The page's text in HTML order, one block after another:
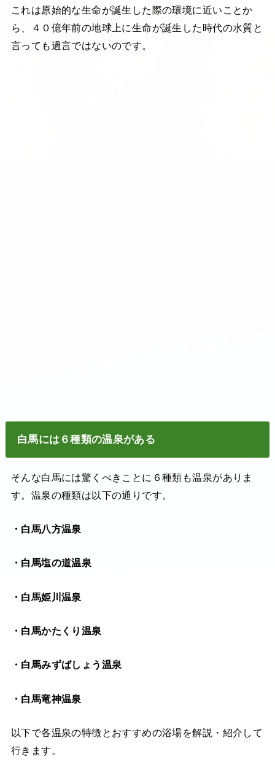
これは原始的な生命が誕生した際の環境に近いことか
ら、４０億年前の地球上に生命が誕生した時代の水質と
言っても過言ではないのです。
白馬には６種類の温泉がある
そんな白馬には驚くべきことに６種類も温泉がありま
す。温泉の種類は以下の通りです。
・白馬八方温泉
・白馬塩の道温泉
・白馬姫川温泉
・白馬かたくり温泉
・白馬みずばしょう温泉
・白馬竜神温泉
以下で各温泉の特徴とおすすめの浴場を解説・紹介して
行きます。